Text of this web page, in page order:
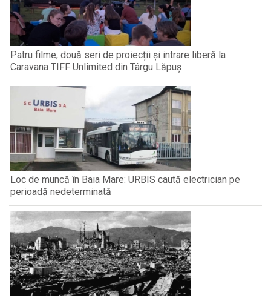
Patru filme, două seri de proiecții și intrare liberă la
Caravana TIFF Unlimited din Târgu Lăpuș
Loc de muncă în Baia Mare: URBIS caută electrician pe
perioadă nedeterminată